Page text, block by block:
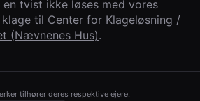
en tvist ikke løses med vores
til Center for Klageløsning /
(Nævnenes Hus).
tilhører deres respektive ejere.